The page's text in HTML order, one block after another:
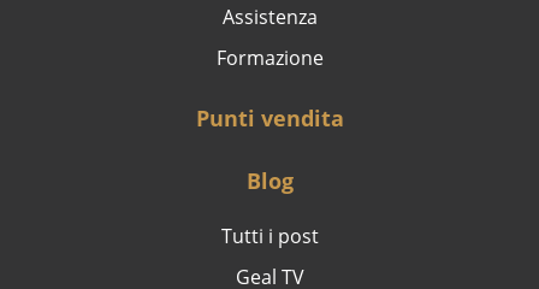
Assistenza
Formazione
Punti vendita
Blog
Tutti i post
Geal TV